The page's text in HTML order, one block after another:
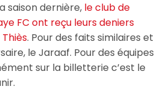
saison dernière, le club de
FC ont reçu leurs deniers
. Pour des faits similaires et
le Jaraaf. Pour des équipes
sur la billetterie c’est le